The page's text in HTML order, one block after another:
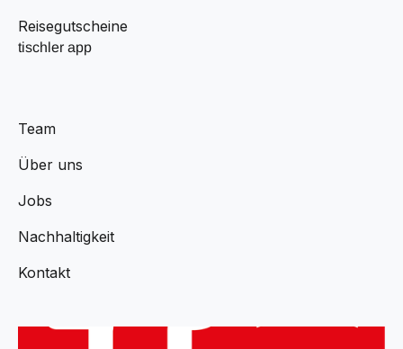
Reisegutscheine
tischler app
Team
Über uns
Jobs
Nachhaltigkeit
Kontakt